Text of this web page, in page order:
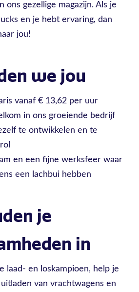
ons gezellige magazijn. Als je
en je hebt ervaring, dan
jou!
we jou
vanaf € 13,62 per uur
in ons groeiende bedrijf
te ontwikkelen en te
en een fijne werksfeer waar
een lachbui hebben
je
in
laad- en loskampioen, help je
van vrachtwagens en